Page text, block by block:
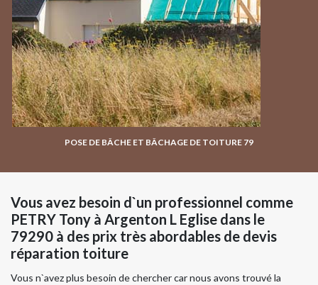
POSE DE BÂCHE ET BÂCHAGE DE TOITURE 79
Vous avez besoin d`un professionnel comme
PETRY Tony à Argenton L Eglise dans le
79290 à des prix très abordables de devis
réparation toiture
Vous n`avez plus besoin de chercher car nous avons trouvé la